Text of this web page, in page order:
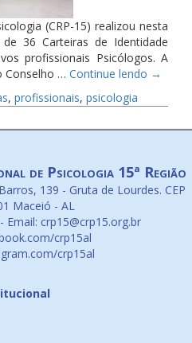
(CRP-15) realizou nesta
36 Carteiras de Identidade
profissionais Psicólogos. A
Conselho … Continue lendo →
, profissionais, psicologia
de Psicologia 15ª Região
139 - Gruta de Lourdes. CEP
Maceió - AL
Email: crp15@crp15.org.br
crp15al
crp15al